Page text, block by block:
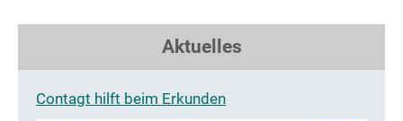
Aktuelles
Contagt hilft beim Erkunden